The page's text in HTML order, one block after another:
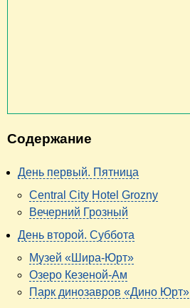
Содержание
День первый. Пятница
Central City Hotel Grozny
Вечерний Грозный
День второй. Суббота
Музей «Шира-Юрт»
Озеро Кезеной-Ам
Парк динозавров «Дино Юрт»